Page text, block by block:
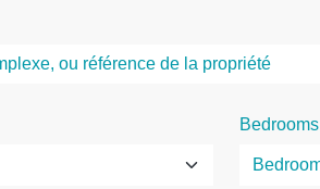
Bedrooms